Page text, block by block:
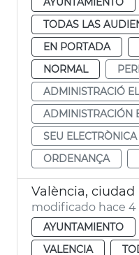
TODAS LAS
EN PORTADA
NORMAL
ADMINISTRACIÓ
ADMINISTRACIÓN
SEU ELECTRÒNICA
ORDENANÇA
València,
modificado hace 4
AYUNTAMIENTO
VALENCIA